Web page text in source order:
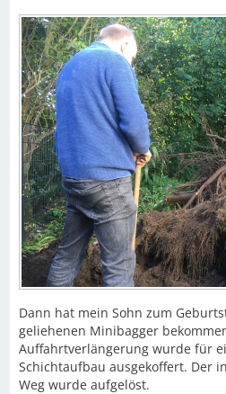
Dann hat mein Sohn zum
geliehenen Minibagger
Auffahrtverlängerung wurde für
Schichtaufbau ausgekoffert. Der
Weg wurde aufgelöst.